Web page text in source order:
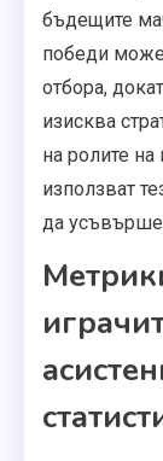
бъдещите
победи
отбора,
изисква
на ролите на
използват
да